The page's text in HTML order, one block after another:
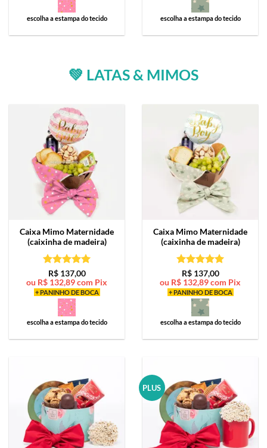
escolha a estampa do tecido escolha a estampa do tecido
💚 LATAS & MIMOS
Caixa Mimo Maternidade
(caixinha de madeira)
Avaliação5
de 5
R$137,00
ou R$ 132,89com Pix
+ PANINHO DE BOCA
escolha a estampa do tecido
Caixa Mimo Maternidade
(caixinha de madeira)
Avaliação5
de 5
R$137,00
ou R$ 132,89com Pix
+ PANINHO DE BOCA
escolha a estampa do tecido
PLUS